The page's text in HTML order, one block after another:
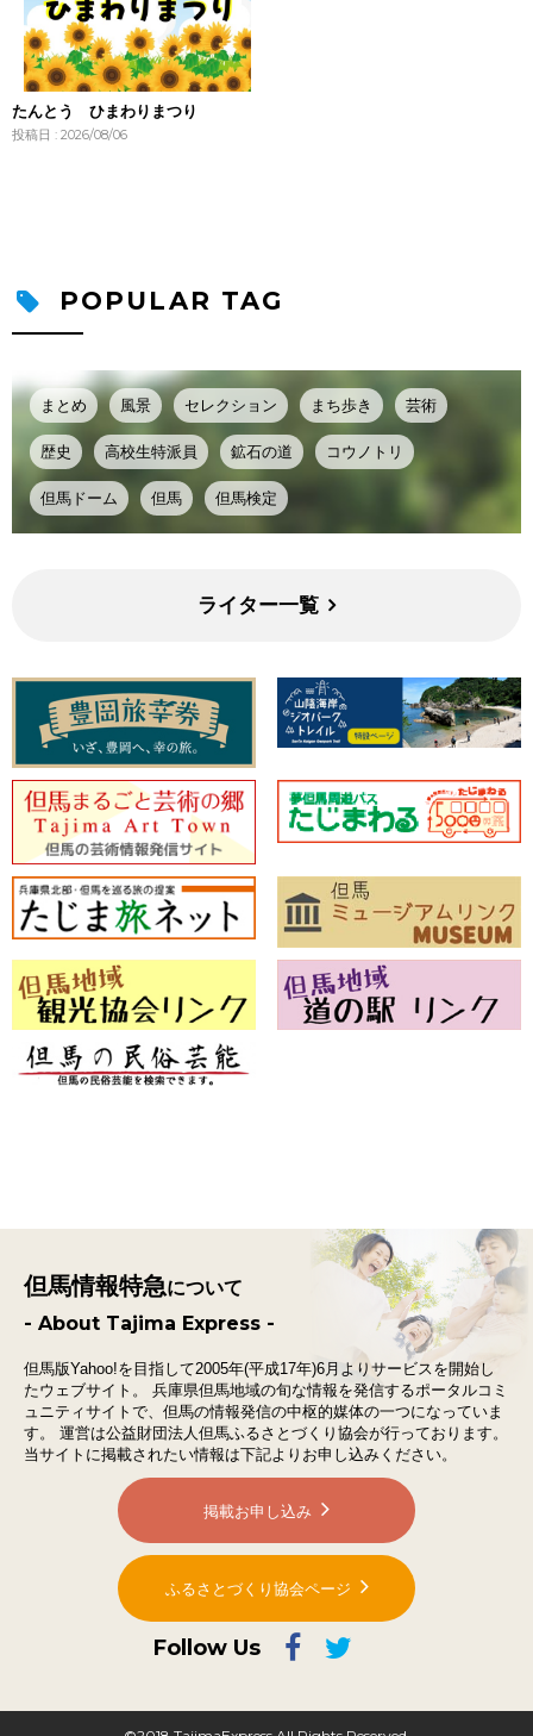
たんとう ひまわりまつり
投稿日 : 2026/08/06
POPULAR TAG
まとめ 風景 セレクション まち歩き 芸術
歴史 高校生特派員 鉱石の道 コウノトリ
但馬ドーム 但馬 但馬検定
ライター一覧
但馬情報特急について
- About Tajima Express -
但馬版Yahoo!を目指して2005年(平成17年)6月よりサービスを開始し
たウェブサイト。
兵庫県但馬地域の旬な情報を発信するポータルコミ
ュニティサイトで、 但馬の情報発信の中枢的媒体の一つになっていま
す。
運営は公益財団法人但馬ふるさとづくり協会が行っております。
当サイトに掲載されたい情報は下記よりお申し込みください。
掲載お申し込み
ふるさとづくり協会ページ
Follow Us